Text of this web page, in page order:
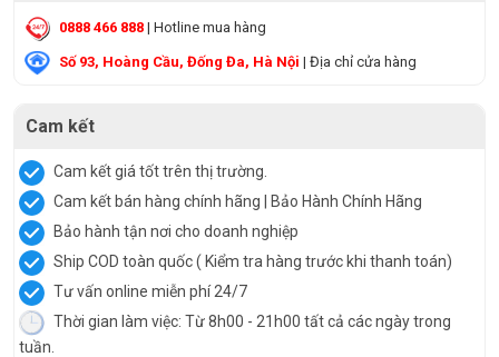
0888 466 888 | Hotline mua hàng
Số 93, Hoàng Cầu, Đống Đa, Hà Nội | Địa chỉ cửa hàng
Cam kết
Cam kết giá tốt trên thị trường.
Cam kết bán hàng chính hãng | Bảo Hành Chính Hãng
Bảo hành tận nơi cho doanh nghiệp
Ship COD toàn quốc ( Kiểm tra hàng trước khi thanh toán)
Tư vấn online miễn phí 24/7
Thời gian làm việc: Từ 8h00 - 21h00 tất cả các ngày trong
tuần.